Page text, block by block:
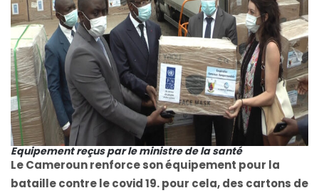
Equipement reçus par le ministre de la santé
Le Cameroun renforce son équipement pour la
bataille contre le covid 19. pour cela, des cartons de